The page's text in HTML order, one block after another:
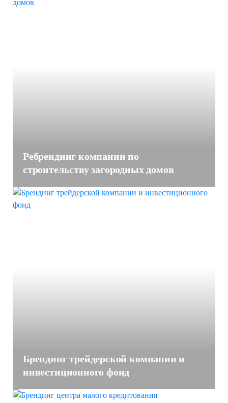
Ребрендинг компании по
строительству загородных домов
Брендинг трейдерской компании и
инвестиционного фонд